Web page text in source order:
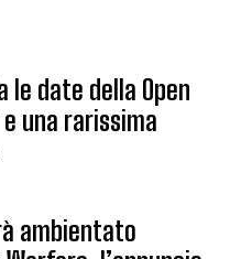
le date della Open
e una rarissima
ambientato